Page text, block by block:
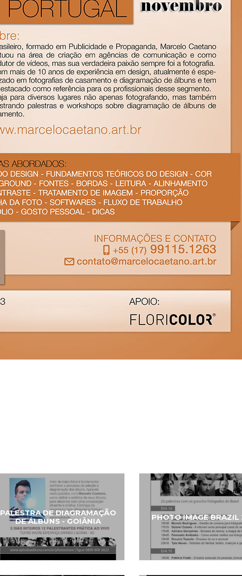
PALESTRA DE DIAGRAMAÇÃO
DE ÁLBUNS - GOIÂNIA
PHOTO IMAGE BRAZIL